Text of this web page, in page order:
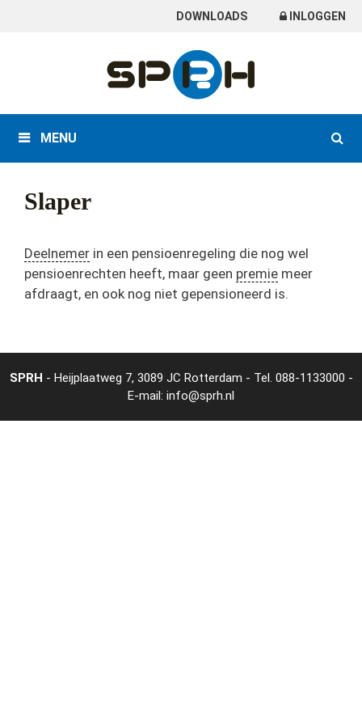
DOWNLOADS INLOGGEN
MENU
Slaper
Deelnemer in een pensioenregeling die nog wel
pensioenrechten heeft, maar geen premie meer
afdraagt, en ook nog niet gepensioneerd is.
SPRH - Heijplaatweg 7, 3089 JC Rotterdam - Tel. 088-1133000 -
E-mail: info@sprh.nl